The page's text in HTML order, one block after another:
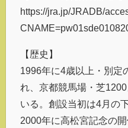
https://jra.jp/JRADB/
【歴史】
1996年に4歳以上・別定
れ、京都競馬場・芝
いる。創設当初は4月の
2000年に高松宮記念の